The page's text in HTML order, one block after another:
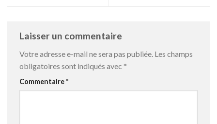
Laisser un commentaire
Votre adresse e-mail ne sera pas publiée. Les champs
obligatoires sont indiqués avec *
Commentaire*